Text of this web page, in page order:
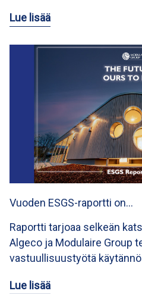
Lue lisää
Vuoden ESGS-raportti on…
Raportti tarjoaa selkeän
Algeco ja Modulaire Group
vastuullisuustyötä
Lue lisää